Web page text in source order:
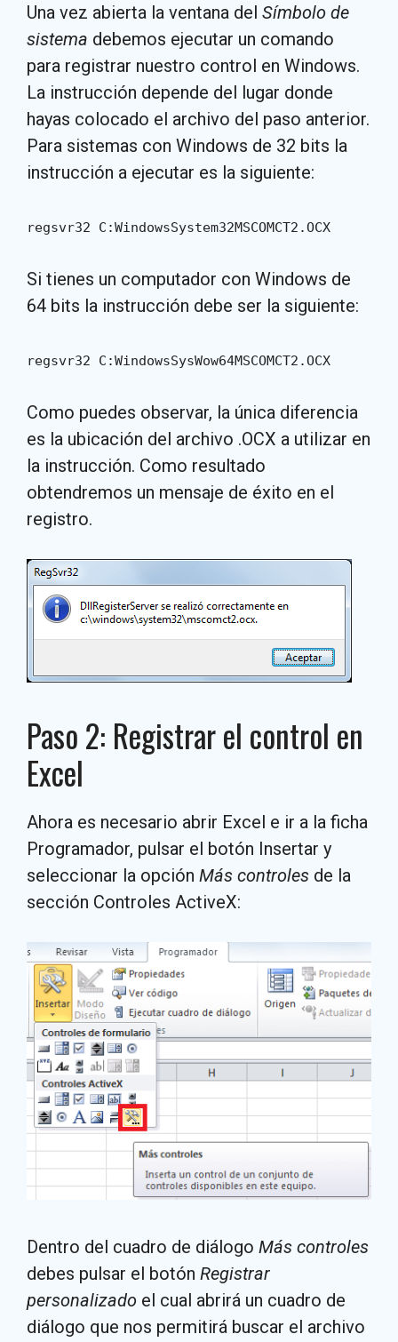
Una vez abierta la ventana del Símbolo de
sistema debemos ejecutar un comando
para registrar nuestro control en Windows.
La instrucción depende del lugar donde
hayas colocado el archivo del paso anterior.
Para sistemas con Windows de 32 bits la
instrucción a ejecutar es la siguiente:
regsvr32 C:WindowsSystem32MSCOMCT2.OCX
Si tienes un computador con Windows de
64 bits la instrucción debe ser la siguiente:
regsvr32 C:WindowsSysWow64MSCOMCT2.OCX
Como puedes observar, la única diferencia
es la ubicación del archivo .OCX a utilizar en
la instrucción. Como resultado
obtendremos un mensaje de éxito en el
registro.
Paso 2: Registrar el control en
Excel
Ahora es necesario abrir Excel e ir a la ficha
Programador, pulsar el botón Insertar y
seleccionar la opción Más controles de la
sección Controles ActiveX:
Dentro del cuadro de diálogo Más controles
debes pulsar el botón Registrar
personalizado el cual abrirá un cuadro de
diálogo que nos permitirá buscar el archivo